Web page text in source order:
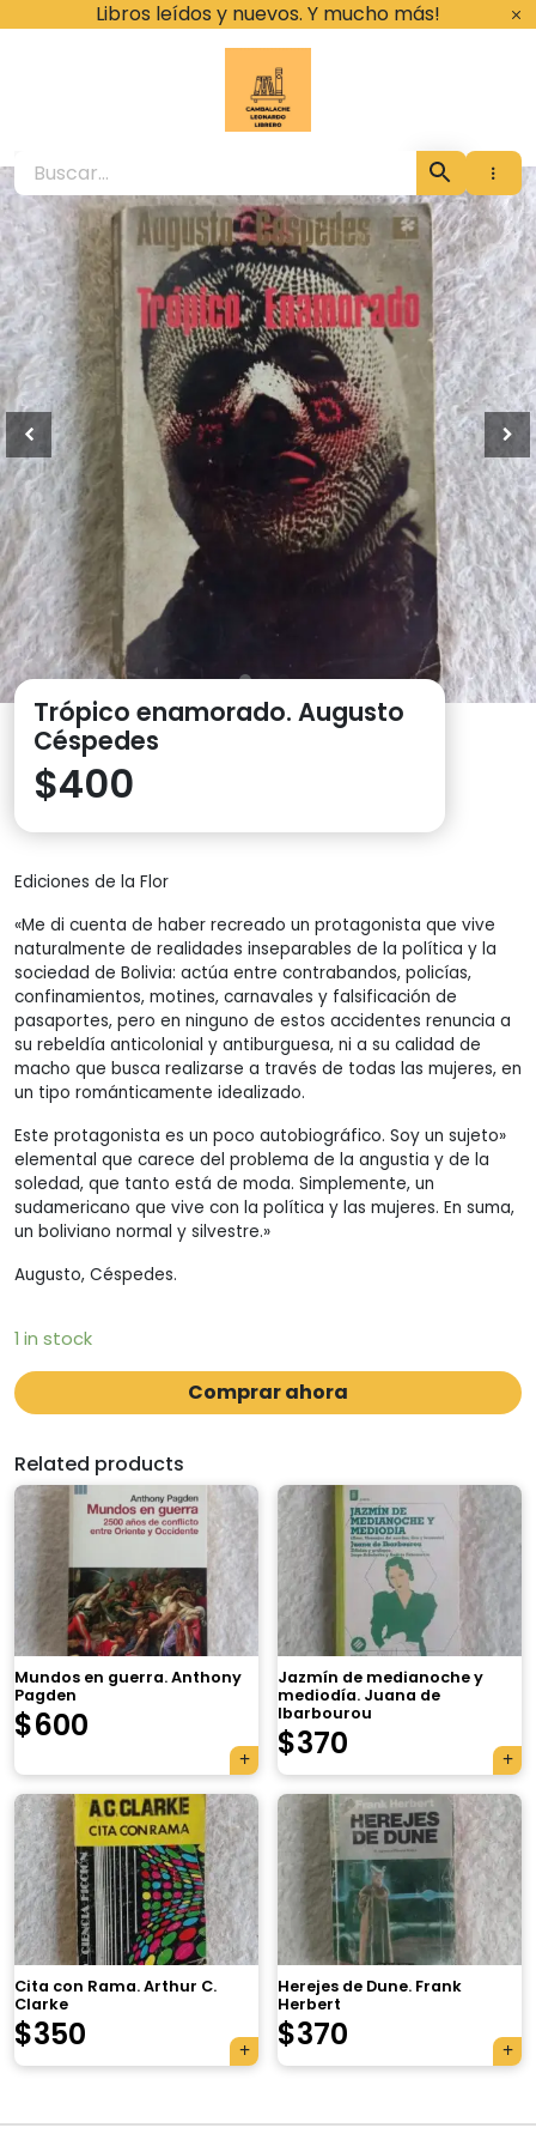
Libros leídos y nuevos. Y mucho más!
Cambalache
Trópico enamorado. Augusto
Céspedes
$400
Ediciones de la Flor
«Me di cuenta de haber recreado un protagonista que vive
naturalmente de realidades inseparables de la política y la
sociedad de Bolivia: actúa entre contrabandos, policías,
confinamientos, motines, carnavales y falsificación de
pasaportes, pero en ninguno de estos accidentes renuncia a
su rebeldía anticolonial y antiburguesa, ni a su calidad de
macho que busca realizarse a través de todas las mujeres, en
un tipo románticamente idealizado.
Este protagonista es un poco autobiográfico. Soy un sujeto»
elemental que carece del problema de la angustia y de la
soledad, que tanto está de moda. Simplemente, un
sudamericano que vive con la política y las mujeres. En suma,
un boliviano normal y silvestre.»
Augusto, Céspedes.
1 in stock
Comprar ahora
Related products
Mundos en guerra. Anthony
Pagden
$600
Jazmín de medianoche y
mediodía. Juana de
Ibarbourou
$370
Cita con Rama. Arthur C.
Clarke
$350
Herejes de Dune. Frank
Herbert
$370
×
Tu carrito está vacío.
Agregá un producto y aparecerá acá
automáticamente.